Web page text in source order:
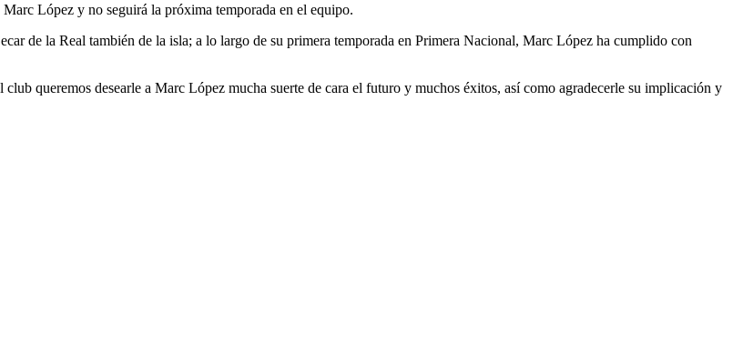
López y no seguirá la próxima temporada en el equipo.
de la Real también de la isla; a lo largo de su primera temporada en Primera Nacional, Marc López ha cumplido con
queremos desearle a Marc López mucha suerte de cara el futuro y muchos éxitos, así como agradecerle su implicación y